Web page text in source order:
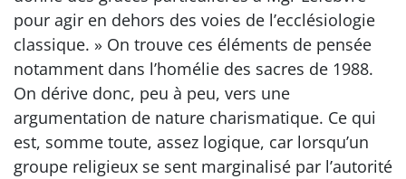
pour agir en dehors des voies de l’ecclésiologie
classique. » On trouve ces éléments de pensée
notamment dans l’homélie des sacres de 1988.
On dérive donc, peu à peu, vers une
argumentation de nature charismatique. Ce qui
est, somme toute, assez logique, car lorsqu’un
groupe religieux se sent marginalisé par l’autorité